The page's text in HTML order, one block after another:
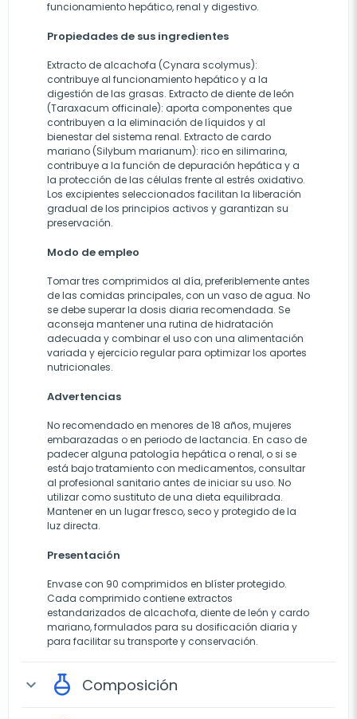
funcionamiento hepático, renal y digestivo.
Propiedades de sus ingredientes
Extracto de alcachofa (Cynara scolymus):
contribuye al funcionamiento hepático y a la
digestión de las grasas. Extracto de diente de león
(Taraxacum officinale): aporta componentes que
contribuyen a la eliminación de líquidos y al
bienestar del sistema renal. Extracto de cardo
mariano (Silybum marianum): rico en silimarina,
contribuye a la función de depuración hepática y a
la protección de las células frente al estrés oxidativo.
Los excipientes seleccionados facilitan la liberación
gradual de los principios activos y garantizan su
preservación.
Modo de empleo
Tomar tres comprimidos al día, preferiblemente antes
de las comidas principales, con un vaso de agua. No
se debe superar la dosis diaria recomendada. Se
aconseja mantener una rutina de hidratación
adecuada y combinar el uso con una alimentación
variada y ejercicio regular para optimizar los aportes
nutricionales.
Advertencias
No recomendado en menores de 18 años, mujeres
embarazadas o en periodo de lactancia. En caso de
padecer alguna patología hepática o renal, o si se
está bajo tratamiento con medicamentos, consultar
al profesional sanitario antes de iniciar su uso. No
utilizar como sustituto de una dieta equilibrada.
Mantener en un lugar fresco, seco y protegido de la
luz directa.
Presentación
Envase con 90 comprimidos en blíster protegido.
Cada comprimido contiene extractos
estandarizados de alcachofa, diente de león y cardo
mariano, formulados para su dosificación diaria y
para facilitar su transporte y conservación.
expand_more Composición